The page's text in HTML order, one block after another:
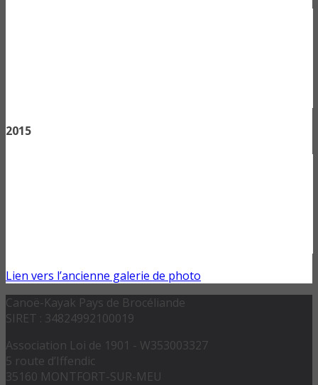
2015
Lien vers l’ancienne galerie de photo
Canoë-Kayak Pays de Brocéliande
SIRET : 34824992100019
Association Loi de 1901 - W353003327
5 route d’Iffendic
35160 MONTFORT-SUR-MEU